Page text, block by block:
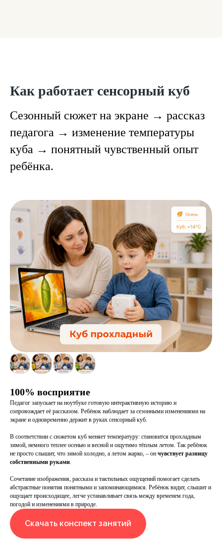
Как работает сенсорный куб
Сезонный сюжет на экране → рассказ
педагога → изменение температуры
куба → понятный чувственный опыт
ребёнка.
100% восприятие
Педагог запускает на ноутбуке готовую интерактивную историю и
сопровождает её рассказом. Ребёнок наблюдает за сезонными изменениями на
экране и одновременно держит в руках сенсорный куб.
В соответствии с сюжетом куб меняет температуру: становится прохладным
зимой, немного теплее осенью и весной и ощутимо тёплым летом. Так ребёнок
не просто слышит, что зимой холодно, а летом жарко, – он чувствует разницу
собственными руками.
Сочетание изображения, рассказа и тактильных ощущений помогает сделать
абстрактные понятия понятными и запоминающимися. Ребёнок видит, слышит и
ощущает происходящее, легче устанавливает связь между временем года,
погодой и изменениями в природе.
Скачать конспект занятий